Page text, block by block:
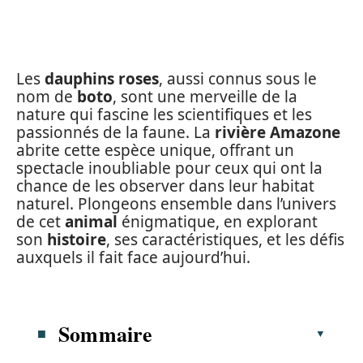
Lesdauphins roses, aussi connus sous le
nom de boto, sont une merveille de la
nature qui fascine les scientifiques et les
passionnés de la faune. La rivière Amazone
abrite cette espèce unique, offrant un
spectacle inoubliable pour ceux qui ont la
chance de les observer dans leur habitat
naturel. Plongeons ensemble dans l’univers
de cetanimal énigmatique, en explorant
son histoire, ses caractéristiques, et les défis
auxquels il fait face aujourd’hui.
Sommaire